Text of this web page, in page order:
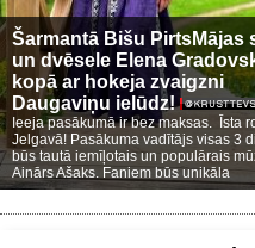
Šarmantā Bišu PirtsMājas
un dvēsele Elena
kopā ar hokeja zvaigzni
Daugaviņu ielūdz!
Ieeja pasākumā ir bez maksas. Īsta
Jelgavā! Pasākuma vadītājs visas 3
būs tautā iemīļotais un populārais
Ainārs Ašaks. Faniem būs unikāla